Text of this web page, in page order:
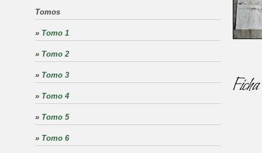
Tomos
» Tomo 1
» Tomo 2
» Tomo 3
» Tomo 4
» Tomo 5
» Tomo 6